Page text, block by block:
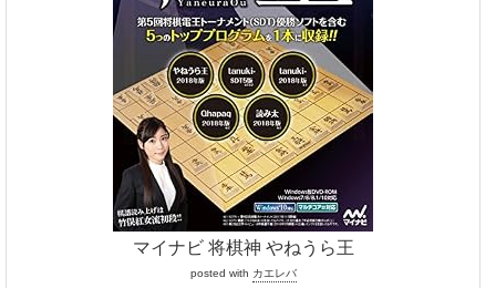
マイナビ 将棋神 やねうら王
posted with カエレバ